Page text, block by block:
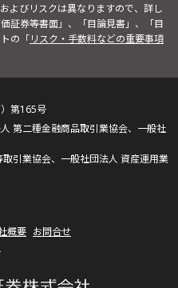
よびリスクは異なりますので、詳し
証券等書面」、「目論見書」、「目
の「リスク・手数料などの重要事項
第165号
第二種金融商品取引業協会、一般社
引業協会、一般社団法人 資産運用業
概要 お問合せ